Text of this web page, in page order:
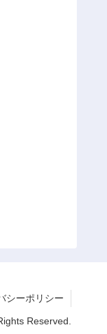
シーポリシー
Reserved.